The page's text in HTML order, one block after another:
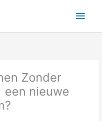
Main
Zonder
een nieuwe